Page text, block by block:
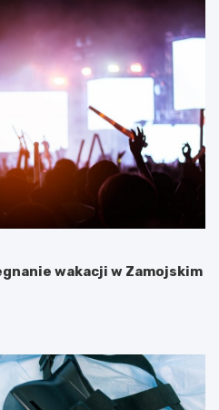
wakacji w Zamojskim